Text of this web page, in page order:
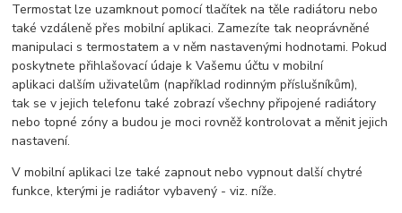
Termostat lze uzamknout pomocí tlačítek na těle radiátoru nebo
také vzdáleně přes mobilní aplikaci. Zamezíte tak neoprávněné
manipulaci s termostatem a v něm nastavenými hodnotami. Pokud
poskytnete přihlašovací údaje k Vašemu účtu v mobilní
aplikaci dalším uživatelům (například rodinným příslušníkům),
tak se v jejich telefonu také zobrazí všechny připojené radiátory
nebo topné zóny a budou je moci rovněž kontrolovat a měnit jejich
nastavení.
V mobilní aplikaci lze také zapnout nebo vypnout další chytré
funkce, kterými je radiátor vybavený - viz. níže.